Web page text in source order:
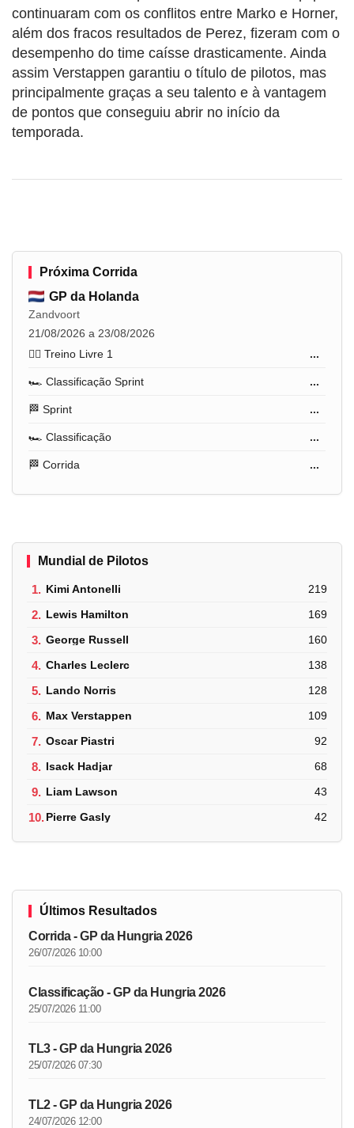
continuaram com os conflitos entre Marko e Horner,
além dos fracos resultados de Perez, fizeram com o
desempenho do time caísse drasticamente. Ainda
assim Verstappen garantiu o título de pilotos, mas
principalmente graças a seu talento e à vantagem
de pontos que conseguiu abrir no início da
temporada.
Próxima Corrida
GP da Holanda
Zandvoort
21/08/2026 a 23/08/2026
🏋️‍♂️ Treino Livre 1
...
🏎️ Classificação Sprint ...
🏁 Sprint ...
🏎️ Classificação ...
🏁 Corrida ...
Mundial de Pilotos
1. Kimi Antonelli 219
2. Lewis Hamilton 169
3. George Russell 160
4. Charles Leclerc 138
5. Lando Norris 128
6. Max Verstappen 109
7. Oscar Piastri 92
8. Isack Hadjar 68
9. Liam Lawson 43
10.Pierre Gasly 42
Últimos Resultados
Corrida - GP da Hungria 2026
26/07/2026 10:00
Classificação - GP da Hungria 2026
25/07/2026 11:00
TL3 - GP da Hungria 2026
25/07/2026 07:30
TL2 - GP da Hungria 2026
24/07/2026 12:00